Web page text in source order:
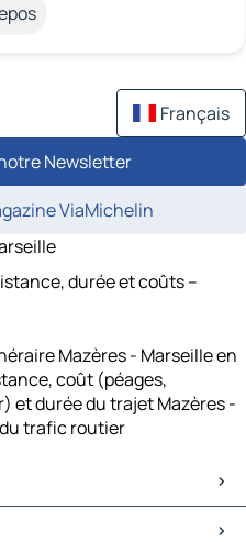
Français
Newsletter
ViaMichelin
durée et coûts –
Mazères - Marseille en
coût (péages,
et durée du trajet Mazères -
trafic routier